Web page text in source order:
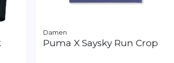
Damen
Puma X Saysky Run Crop